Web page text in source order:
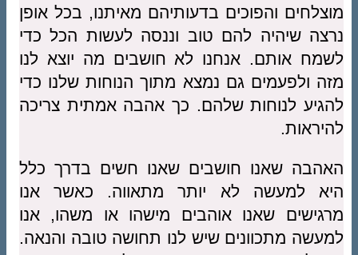
מוצלחים והפוכים בדעותיהם מאיתנו, בכל אופן
נרצה שיהיה להם טוב וננסה לעשות הכל כדי
לשמח אותם. אנחנו לא חושבים מה יוצא לנו
מזה ולפעמים גם נמצא מתוך הנוחות שלנו כדי
להגיע לנוחות שלהם. כך אהבה אמתית צריכה
להיראות.
האהבה שאנו חושבים שאנו חשים בדרך כלל
היא למעשה לא יותר מתאווה. כאשר אנו
מרגישים שאנו אוהבים מישהו או משהו, אנו
למעשה מתכוונים שיש לנו תחושה טובה והנאה.